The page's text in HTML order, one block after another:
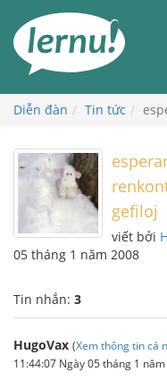
đến
phần
dung
Diễn đàn Tin tức
gefiloj
viết bởi
05 tháng 1 năm 2008
Tin nhắn: 3
HugoVax (Xem thông tin cá
11:44:07 Ngày 05 tháng 1